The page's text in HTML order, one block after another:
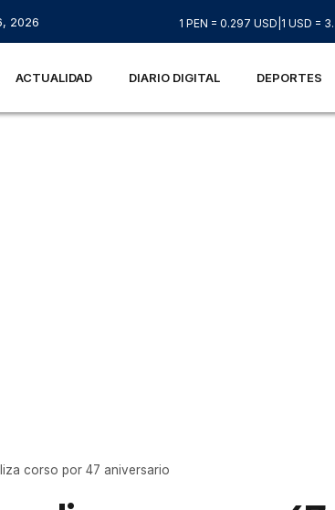
2026 1 PEN = 0.297 USD 1 USD =
ACTUALIDAD DIARIO DIGITAL DEPORTES
corso por 47 aniversario